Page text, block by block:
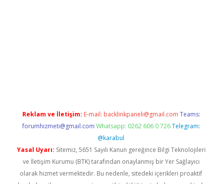
Reklam ve İletişim: E-mail: backlinkpaneli@gmail.com Teams:
forumhizmeti@gmail.com Whatsapp: 0262 606 0 726 Telegram:
@karabul
Yasal Uyarı: Sitemiz, 5651 Sayılı Kanun gereğince Bilgi Teknolojileri
ve İletişim Kurumu (BTK) tarafından onaylanmış bir Yer Sağlayıcı
olarak hizmet vermektedir. Bu nedenle, sitedeki içerikleri proaktif